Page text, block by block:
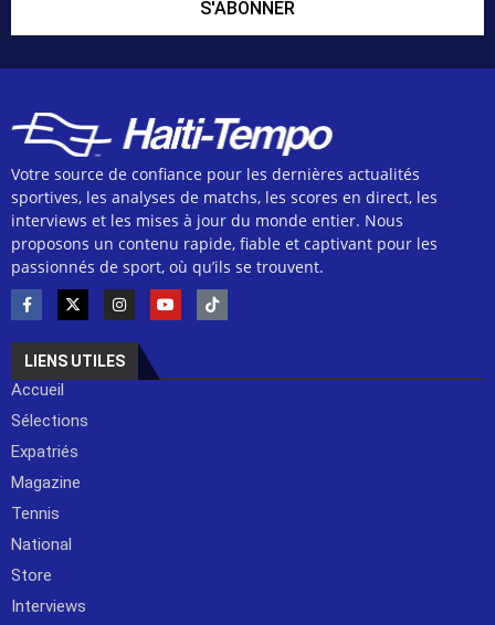
S'ABONNER
Votre source de confiance pour les dernières actualités
sportives, les analyses de matchs, les scores en direct, les
interviews et les mises à jour du monde entier. Nous
proposons un contenu rapide, fiable et captivant pour les
passionnés de sport, où qu’ils se trouvent.
LIENS UTILES
Accueil
Sélections
Expatriés
Magazine
Tennis
National
Store
Interviews